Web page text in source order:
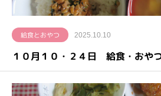
給食とおやつ 2025.10.10
１０月１０・２４日 給食・おや